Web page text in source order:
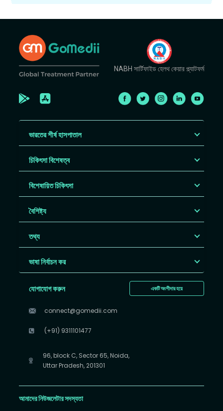
NABH সার্টিফাইড হেলথ কেয়ার প্ল্যাটফর্ম
ভারতের শীর্ষ হাসপাতাল
চিকিৎসা বিশেষত্ব
বিশেষায়িত চিকিৎসা
বৈশিষ্ট্য
তথ্য
ভাষা নির্বাচন কর
একটি অংশীদার হয়ে
যোগাযোগ করুন
connect@gomedii.com
(+91) 9311101477
96, block C, Sector 65, Noida,
Uttar Pradesh, 201301
আমাদের নিউজলেটার সদস্যতা